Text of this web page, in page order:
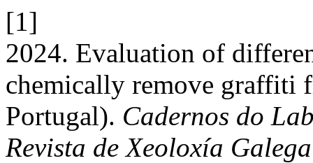
[1]
2024. Evaluation of
chemically remove graffiti
Portugal). Cadernos do
Revista de Xeoloxía